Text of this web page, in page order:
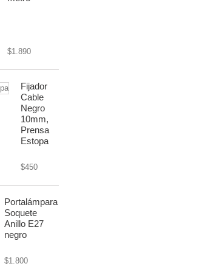
$1.890
Fijador
Cable
Negro
10mm,
Prensa
Estopa
$450
Portalámpara
Soquete
Anillo E27
negro
$1.800